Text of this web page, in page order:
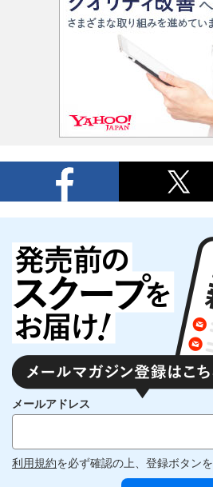
メールアドレス
利用規約を必ず確認の上、登録ボタン